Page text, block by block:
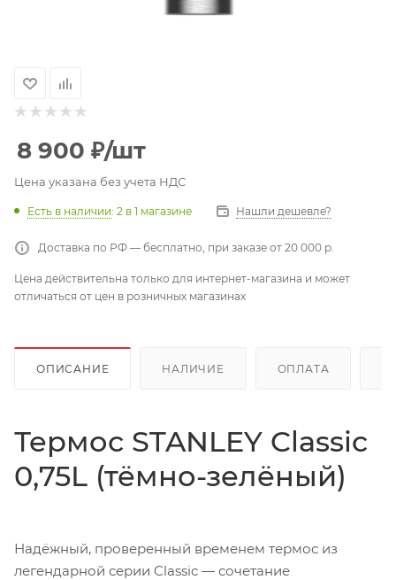
8 900 ₽/шт
Цена указана без учета НДС
Есть в наличии: 2 в 1 магазине Нашли дешевле?
Доставка по РФ — бесплатно, при заказе от 20 000 р.
Цена действительна только для интернет-магазина и может
отличаться от цен в розничных магазинах
ОПИСАНИЕ НАЛИЧИЕ ОПЛАТА
Термос STANLEY Classic
0,75L (тёмно-зелёный)
Надёжный, проверенный временем термос из
легендарной серии Classic — сочетание